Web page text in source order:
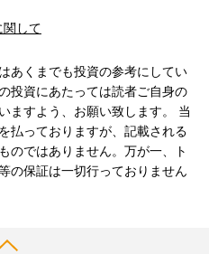
関して
あくまでも投資の参考にしてい
投資にあたっては読者ご自身の
ますよう、お願い致します。 当
払っておりますが、記載される
のではありません。万が一、ト
の保証は一切行っておりません